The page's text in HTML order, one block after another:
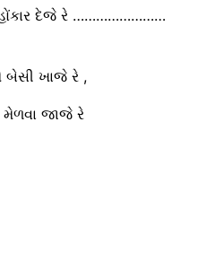
દેજે રે ……………………
બેસી ખાજે રે ,
જાજે રે